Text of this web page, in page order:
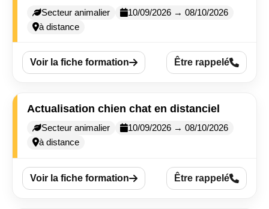
Secteur animalier
10/09/2026 → 08/10/2026
à distance
Voir la fiche formation Être rappelé
Actualisation chien chat en distanciel
Secteur animalier
10/09/2026 → 08/10/2026
à distance
Voir la fiche formation Être rappelé